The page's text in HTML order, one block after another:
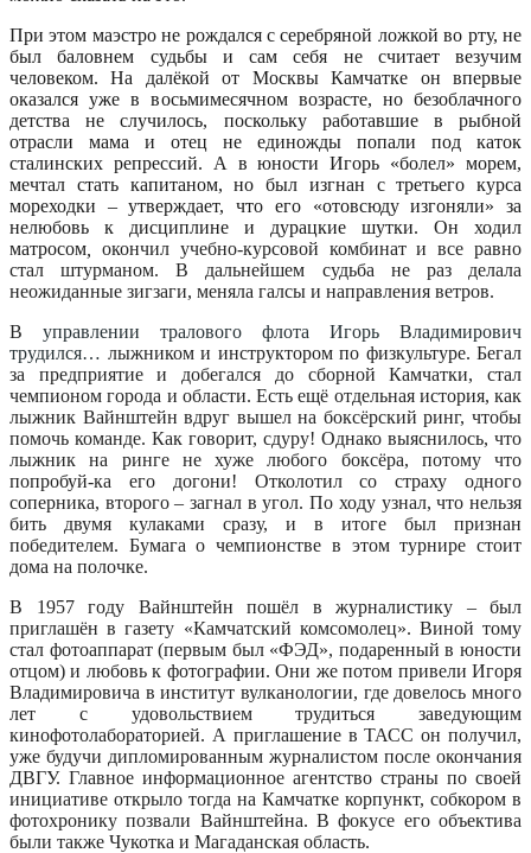
При этом маэстро не рождался с серебряной ложкой во рту, не
был баловнем судьбы и сам себя не считает везучим
человеком. На далёкой от Москвы Камчатке он впервые
оказался уже в восьмимесячном возрасте, но безоблачного
детства не случилось, поскольку работавшие в рыбной
отрасли мама и отец не единожды попали под каток
сталинских репрессий. А в юности Игорь «болел» морем,
мечтал стать капитаном, но был изгнан с третьего курса
мореходки – утверждает, что его «отовсюду изгоняли» за
нелюбовь к дисциплине и дурацкие шутки. Он ходил
матросом
окончил учебно-курсовой комбинат и все равно
стал штурманом. В дальнейшем судьба не раз делала
неожиданные зигзаги, меняла галсы и направления ветров.
В управлении тралового флота Игорь Владимирович
трудился… лыжником и инструктором по физкультуре. Бегал
за предприятие и добегался до сборной Камчатки, стал
чемпионом города и области. Есть ещё отдельная история, как
лыжник Вайнштейн вдруг вышел на боксёрский ринг, чтобы
помочь команде. Как говорит, сдуру! Однако выяснилось, что
лыжник на ринге не хуже любого боксёра, потому что
попробуй-ка его догони! Отколотил со страху одного
соперника, второго – загнал в угол. По ходу узнал, что нельзя
бить двумя кулаками сразу, и в итоге был признан
победителем. Бумага о чемпионстве в этом турнире стоит
дома на полочке.
В 1957 году Вайнштейн пошёл в журналистику – был
приглашён в газету «Камчатский комсомолец». Виной тому
стал фотоаппарат (первым был «ФЭД», подаренный в юности
отцом) и любовь к фотографии. Они же потом привели Игоря
Владимировича в институт вулканологии, где довелось много
лет с удовольствием трудиться заведующим
кинофотолабораторией. А приглашение в ТАСС он получил,
уже будучи дипломированным журналистом после окончания
ДВГУ. Главное информационное агентство страны по своей
инициативе открыло тогда на Камчатке корпункт, собкором в
фотохронику позвали Вайнштейна. В фокусе его объектива
были также Чукотка и Магаданская область.